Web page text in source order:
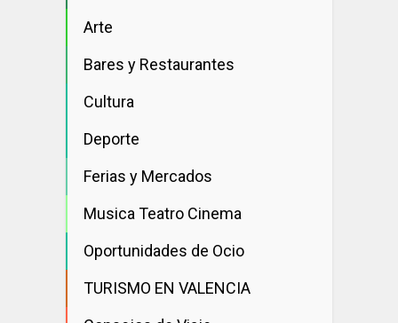
Arte
Bares y Restaurantes
Cultura
Deporte
Ferias y Mercados
Musica Teatro Cinema
Oportunidades de Ocio
TURISMO EN VALENCIA